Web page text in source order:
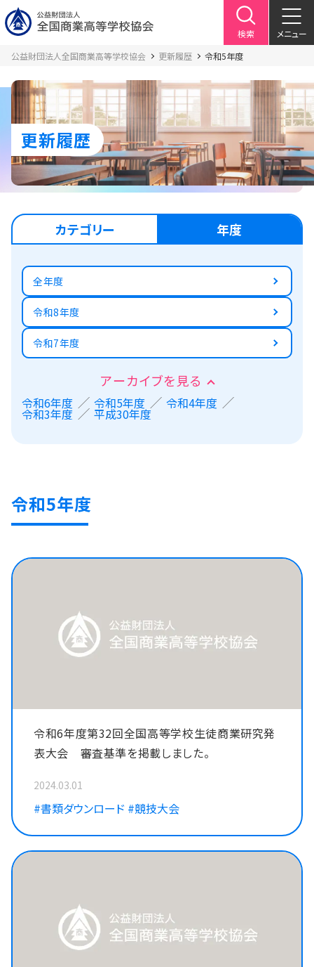
検索
メニュー
公益財団法人全国商業高等学校協会
更新履歴 令和5年度
更新履歴
カテゴリー 年度
全年度
令和8年度
令和7年度
アーカイブを見る
令和6年度 令和5年度 令和4年度
令和3年度 平成30年度
令和5年度
令和6年度第32回全国高等学校生徒商業研究発
表大会 審査基準を掲載しました。
2024.03.01
#書類ダウンロード #競技大会